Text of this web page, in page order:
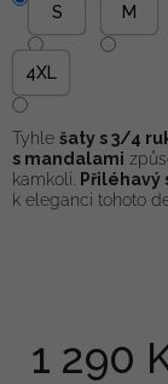
1 290
S M
4XL
Tyhle šaty s 3/4
s mandalami
kamkoli.
Přiléhavý
k eleganci tohoto